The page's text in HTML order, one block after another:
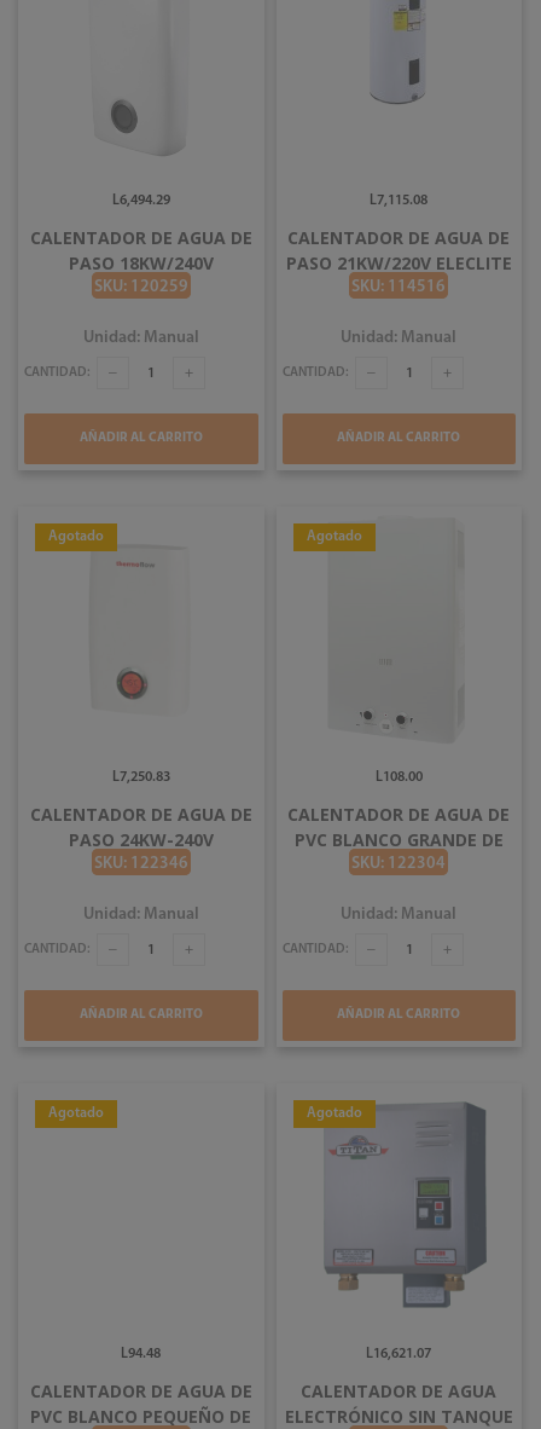
CALENTADOR DE AGUA DE
PASO 18KW/240V
THERMOFLOW
SKU: 120259
L6,494.29
Unidad: Manual
CANTIDAD:
AÑADIR AL CARRITO
CALENTADOR DE AGUA DE
PASO 21KW/220V ELECLITE
XFJ210FDCH
SKU: 114516
L7,115.08
Unidad: Manual
CANTIDAD:
AÑADIR AL CARRITO
Agotado
CALENTADOR DE AGUA DE
PASO 24KW-240V
THERMOFLOW
SKU: 122346
L7,250.83
Unidad: Manual
CANTIDAD:
AÑADIR AL CARRITO
Agotado
CALENTADOR DE AGUA DE
PVC BLANCO GRANDE DE
18CM
SKU: 122304
L108.00
Unidad: Manual
CANTIDAD:
AÑADIR AL CARRITO
Agotado
CALENTADOR DE AGUA DE
PVC BLANCO PEQUEÑO DE
L94.48
Agotado
CALENTADOR DE AGUA
ELECTRÓNICO SIN TANQUE
L16,621.07